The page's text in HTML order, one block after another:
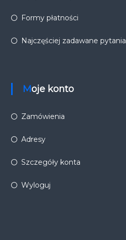
Formy płatności
Najczęściej zadawane pytania
Moje konto
Zamówienia
Adresy
Szczegóły konta
Wyloguj